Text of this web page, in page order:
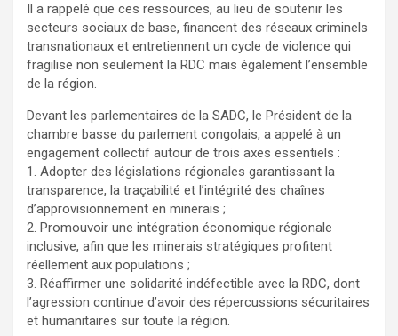
Il a rappelé que ces ressources, au lieu de soutenir les
secteurs sociaux de base, financent des réseaux criminels
transnationaux et entretiennent un cycle de violence qui
fragilise non seulement la RDC mais également l’ensemble
de la région.
Devant les parlementaires de la SADC, le Président de la
chambre basse du parlement congolais, a appelé à un
engagement collectif autour de trois axes essentiels :
1. Adopter des législations régionales garantissant la
transparence, la traçabilité et l’intégrité des chaînes
d’approvisionnement en minerais ;
2. Promouvoir une intégration économique régionale
inclusive, afin que les minerais stratégiques profitent
réellement aux populations ;
3. Réaffirmer une solidarité indéfectible avec la RDC, dont
l’agression continue d’avoir des répercussions sécuritaires
et humanitaires sur toute la région.